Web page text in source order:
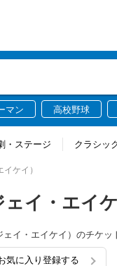
マン 高校野球
・ステージ クラシッ
ケイ）
イ・エイケ
イ・エイケイ）のチケ
気に入り登録する